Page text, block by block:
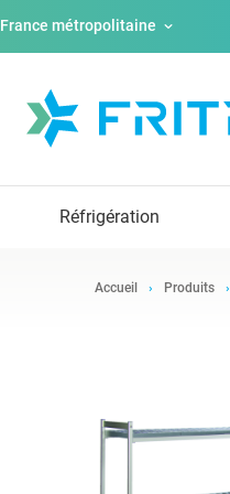
France métropolitaine
Réfrigération
Accueil Produits